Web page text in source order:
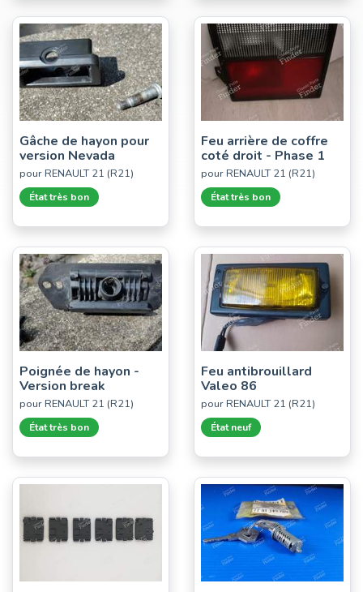
Gâche de hayon pour
version Nevada
pour RENAULT 21 (R21)
État très bon
Feu arrière de coffre
coté droit - Phase 1
pour RENAULT 21 (R21)
État très bon
Poignée de hayon -
Version break
pour RENAULT 21 (R21)
État très bon
Feu antibrouillard
Valeo 86
pour RENAULT 21 (R21)
État neuf